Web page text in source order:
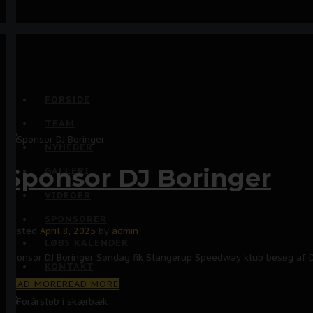
NYHEDER
GALLERI
KONTAKT
Sponsor DJ Boringer
Posted April 8, 2025 by admin
Sponsor DJ Boringer Søndag fik Slangerup Speedway klub besøg
READ MOREREAD MORE